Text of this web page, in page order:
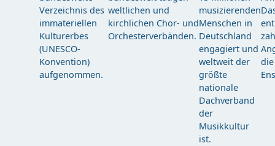
Verzeichnis des
immateriellen
Kulturerbes
(UNESCO-
Konvention)
aufgenommen.
weltlichen und
kirchlichen Chor- und
Orchesterverbänden.
musizierenden
Menschen in
Deutschland
engagiert und
weltweit der
größte
nationale
Dachverband
der
Musikkultur
ist.
die